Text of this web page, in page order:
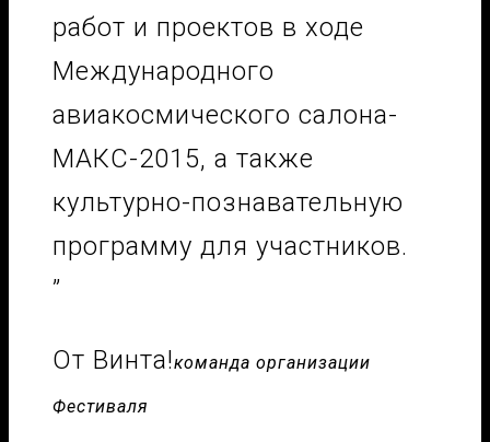
работ и проектов в ходе
Международного
авиакосмического салона-
МАКС-2015, а также
культурно-познавательную
программу для участников.
”
От Винта!команда организации
Фестиваля